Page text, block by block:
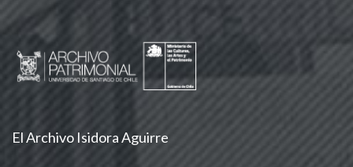
El Archivo Isidora Aguirre